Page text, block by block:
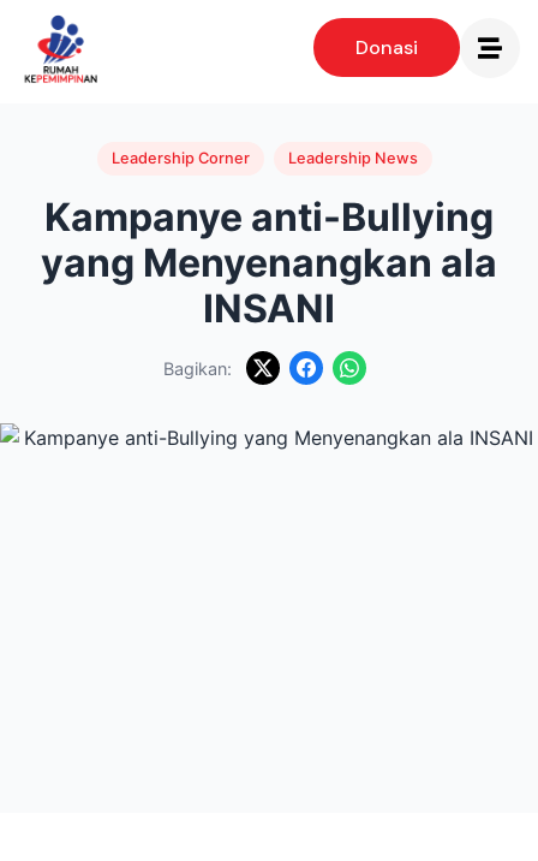
Donasi
Leadership Corner Leadership News
Kampanye anti-Bullying
yang Menyenangkan ala
INSANI
Bagikan: